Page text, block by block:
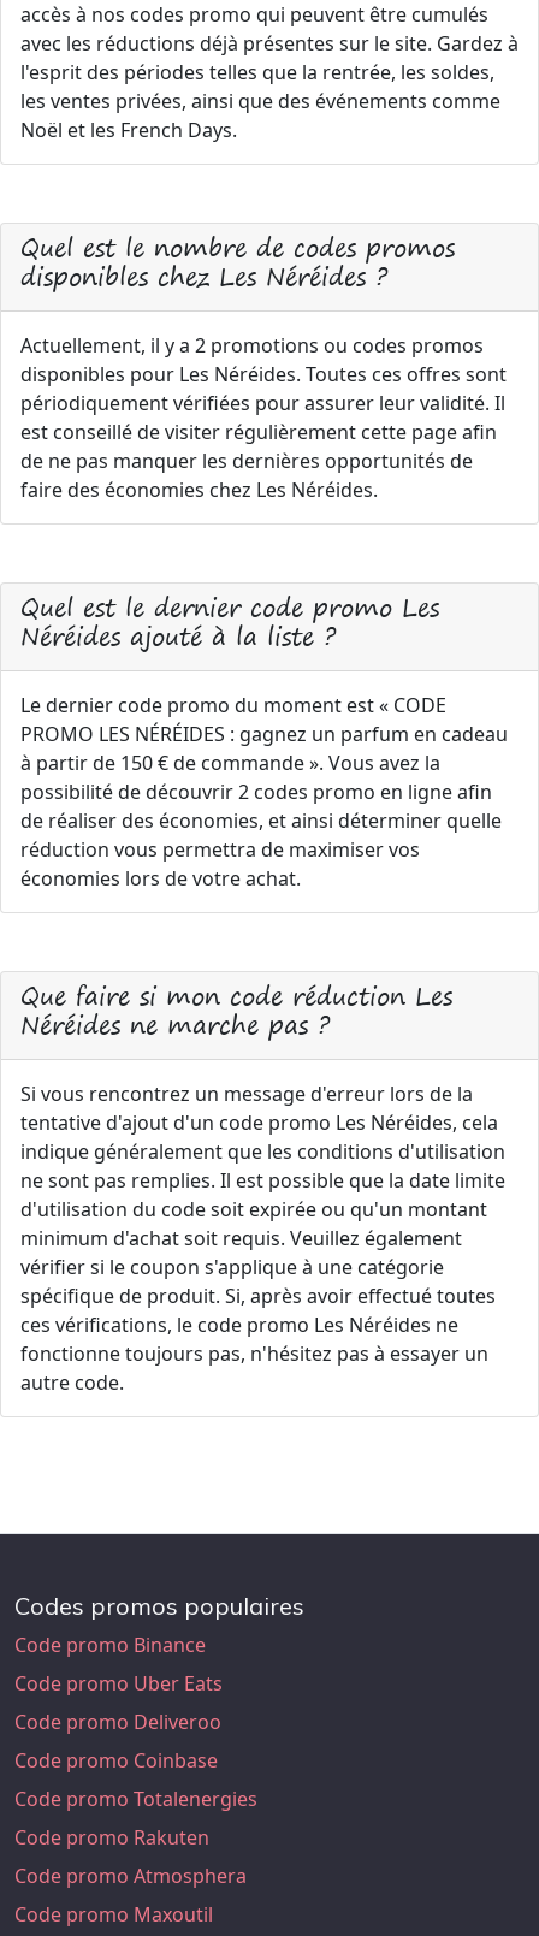
accès à nos codes promo qui peuvent être cumulés
avec les réductions déjà présentes sur le site. Gardez à
l'esprit des périodes telles que la rentrée, les soldes,
les ventes privées, ainsi que des événements comme
Noël et les French Days.
Quel est le nombre de codes promos
disponibles chez Les Néréides ?
Actuellement, il y a 2 promotions ou codes promos
disponibles pour Les Néréides. Toutes ces offres sont
périodiquement vérifiées pour assurer leur validité. Il
est conseillé de visiter régulièrement cette page afin
de ne pas manquer les dernières opportunités de
faire des économies chez Les Néréides.
Quel est le dernier code promo Les
Néréides ajouté à la liste ?
Le dernier code promo du moment est « CODE
PROMO LES NÉRÉIDES : gagnez un parfum en cadeau
à partir de 150 € de commande ». Vous avez la
possibilité de découvrir 2 codes promo en ligne afin
de réaliser des économies, et ainsi déterminer quelle
réduction vous permettra de maximiser vos
économies lors de votre achat.
Que faire si mon code réduction Les
Néréides ne marche pas ?
Si vous rencontrez un message d'erreur lors de la
tentative d'ajout d'un code promo Les Néréides, cela
indique généralement que les conditions d'utilisation
ne sont pas remplies. Il est possible que la date limite
d'utilisation du code soit expirée ou qu'un montant
minimum d'achat soit requis. Veuillez également
vérifier si le coupon s'applique à une catégorie
spécifique de produit. Si, après avoir effectué toutes
ces vérifications, le code promo Les Néréides ne
fonctionne toujours pas, n'hésitez pas à essayer un
autre code.
Codes promos populaires
Code promo Binance
Code promo Uber Eats
Code promo Deliveroo
Code promo Coinbase
Code promo Totalenergies
Code promo Rakuten
Code promo Atmosphera
Code promo Maxoutil